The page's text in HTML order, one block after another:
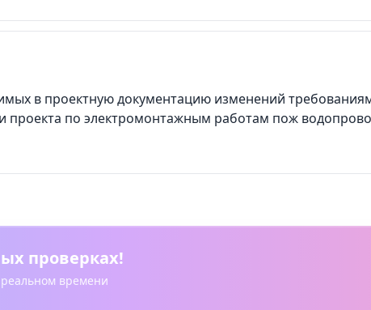
в проектную документацию изменений
проекта по электромонтажным работам пож
проверках!
реальном времени